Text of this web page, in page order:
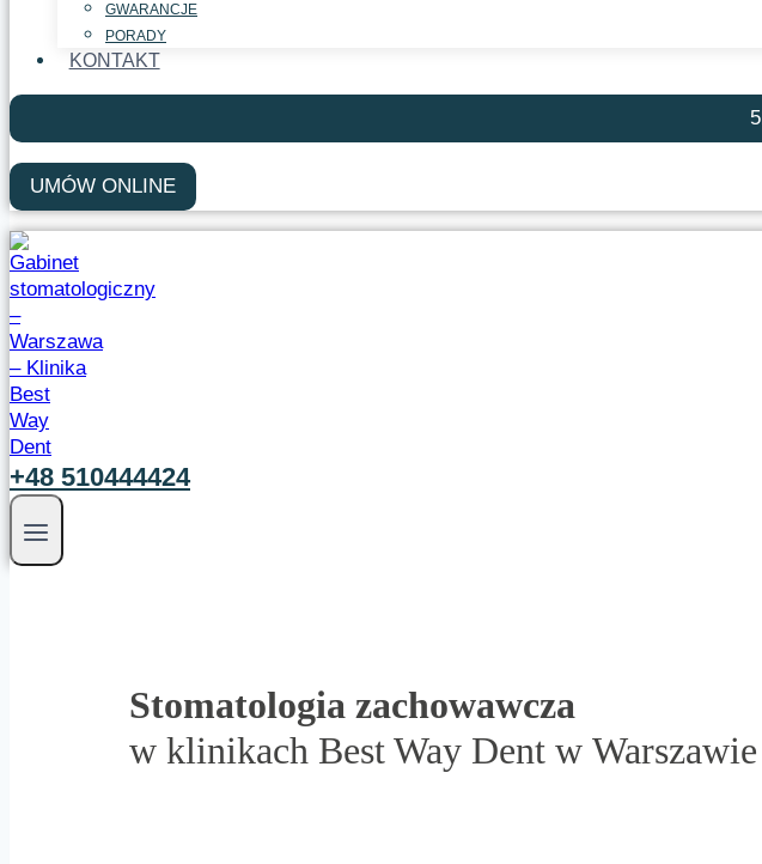
GWARANCJE
PORADY
KONTAKT
UMÓW ONLINE
+48 510444424
Stomatologia zachowawcza
w klinikach Best Way Dent w